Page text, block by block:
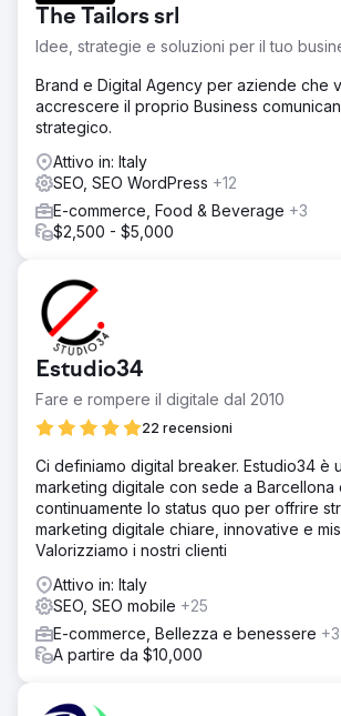
Prodotto e Servizio. Infine, abbiamo
Google AI Overview.
Risultato
In 6 mesi, il brand è diventato una fonte
all'interno di ChatGPT, Perplexity e
per 38 delle sue 50 query di intento di
frequenti. La visibilità della ricerca AI è
in ChatGPT, dell'88% in Perplexity e
AI Overview, in base alla copertura delle
monitorate. I clic sulla ricerca organica si
del brand è aumentato del 64% e le
entrata sono raddoppiate in 90 giorni
spesa per i media a pagamento.
The Tailors srl
Idee, strategie e soluzioni per il tuo
Brand e Digital Agency per aziende che
accrescere il proprio Business
strategico.
Attivo in: Italy
SEO, SEO WordPress +12
E-commerce, Food & Beverage +3
$2,500 - $5,000
Estudio34
Fare e rompere il digitale dal 2010
22 recensioni
Ci definiamo digital breaker. Estudio34 è
marketing digitale con sede a Barcellona
continuamente lo status quo per offrire
marketing digitale chiare, innovative e
Valorizziamo i nostri clienti
Attivo in: Italy
SEO, SEO mobile +25
E-commerce, Bellezza e benessere +3
A partire da $10,000